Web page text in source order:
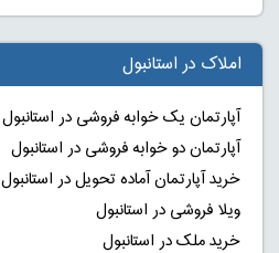
املاک در استانبول
آپارتمان یک خوابه فروشی در استانبول
آپارتمان دو خوابه فروشی در استانبول
خرید آپارتمان آماده تحویل در استانبول
ویلا فروشی در استانبول
خرید ملک در استانبول